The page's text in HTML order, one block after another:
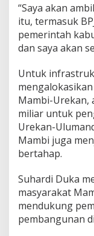
“Saya akan
itu, termasuk
pemerintah
dan saya akan
Untuk
Mambi-Urekan,
miliar untuk
Urekan-
Mambi juga
bertahap.
Suhardi Duka
masyarakat
mendukung
pembangunan